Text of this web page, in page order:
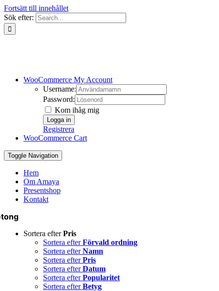
Fortsätt till innehållet
Sök efter:
WooCommerce My Account
Username:
Password:
Kom ihåg mig
Registrera
WooCommerce Cart
Toggle Navigation
Hem
Om Amaya
Presentshop
Kontakt
Sortera efterPris
Sortera efterFörvald ordning
Sortera efterNamn
Sortera efterPris
Sortera efterDatum
Sortera efterPopularitet
Sortera efterBetyg